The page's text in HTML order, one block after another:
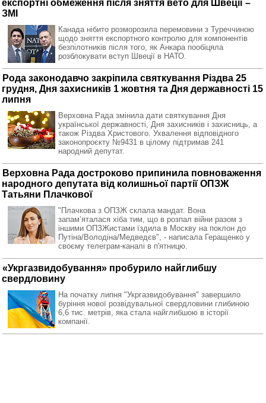
експортні обмеження після зняття вето для Швеції –
ЗМІ
Канада нібито розморозила перемовини з Туреччиною
щодо зняття експортного контролю для компонентів
безпілотників після того, як Анкара пообіцяла
розблокувати вступ Швеції в НАТО.
Рода законодавчо закріпила святкування Різдва 25
грудня, Дня захисників 1 жовтня та Дня державності 15
липня
Верховна Рада змінила дати святкування Дня
української державності, Дня захисників і захисниць, а
також Різдва Христового. Ухвалення відповідного
законопроєкту №9431 в цілому підтримав 241
народний депутат.
Верховна Рада достроково припинила повноваження
народного депутата від колишньої партії ОПЗЖ
Татьяни Плачкової
"Плачкова з ОПЗЖ склала мандат. Вона
запамʼяталася хіба тим, що в розпал війни разом з
іншими ОПЗЖистами їздила в Москву на поклон до
Путіна/Володіна/Медведєв", - написала Геращенко у
своєму телеграм-каналі в п'ятницю.
«Укргазвидобування» пробурило найглибшу
свердловину
На початку липня "Укргазвидобування" завершило
буріння нової розвідувальної свердловини глибиною
6,6 тис. метрів, яка стала найглибшою в історії
компанії.